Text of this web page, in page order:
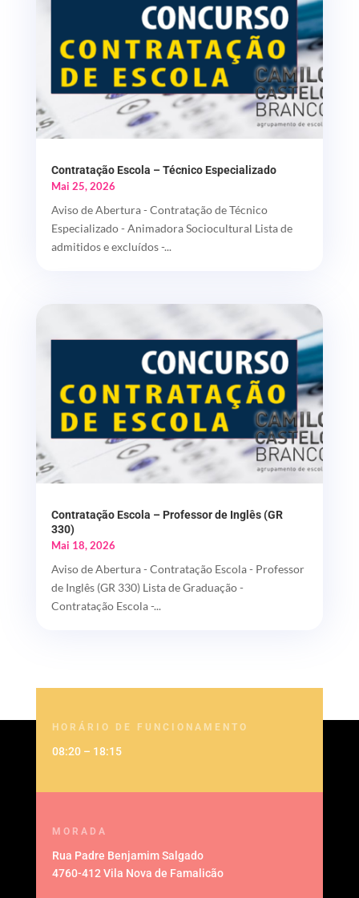
Contratação Escola – Técnico Especializado
Mai 25, 2026
Aviso de Abertura - Contratação de Técnico
Especializado - Animadora Sociocultural Lista de
admitidos e excluídos -...
Contratação Escola – Professor de Inglês (GR
330)
Mai 18, 2026
Aviso de Abertura - Contratação Escola - Professor
de Inglês (GR 330) Lista de Graduação -
Contratação Escola -...
HORÁRIO DE FUNCIONAMENTO
08:20 – 18:15
MORADA
Rua Padre Benjamim Salgado
4760-412 Vila Nova de Famalicão